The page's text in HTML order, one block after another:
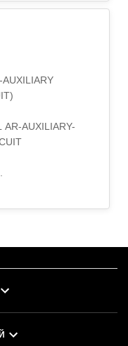
AR-AUXILIARY
AUXILIARY-